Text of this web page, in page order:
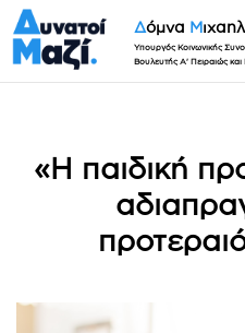
Δόμνα Μ
Υπουργός Κοινωνικής
Βουλευτής Α' Πειραιώς
«Η παιδική